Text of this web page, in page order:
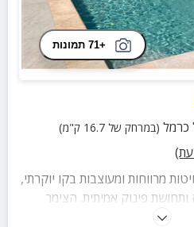
+71 תמונות
כרמל (במרחק של 16.7 ק"מ)
מרווחות ומעוצבות בקו יוקרתי,
פינוק אמיתית. הצימר
כולו מגודר ומציע פרטיות מלאה